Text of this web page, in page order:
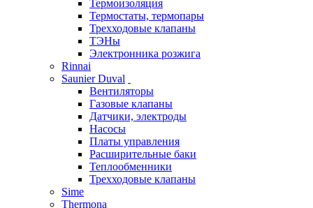
Термоизоляция
Термостаты, термопары
Трехходовые клапаны
ТЭНы
Электронника розжига
Rinnai
Saunier Duval
Вентиляторы
Газовые клапаны
Датчики, электроды
Насосы
Платы управления
Расширительные баки
Теплообменники
Трехходовые клапаны
Sime
Thermona